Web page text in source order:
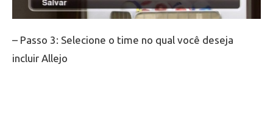
– Passo 3: Selecione o time no qual você deseja
incluir Allejo